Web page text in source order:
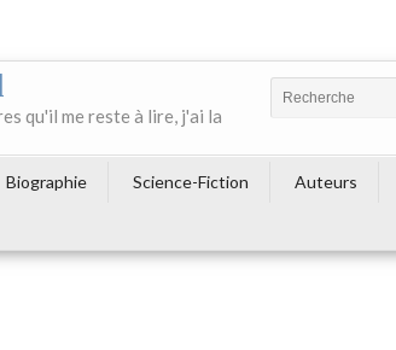
qu'il me reste à lire, j'ai la
Biographie Science-Fiction Auteurs